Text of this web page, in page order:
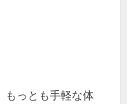
っとも手軽な体